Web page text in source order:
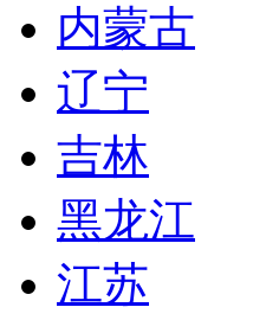
内蒙古
辽宁
吉林
黑龙江
江苏